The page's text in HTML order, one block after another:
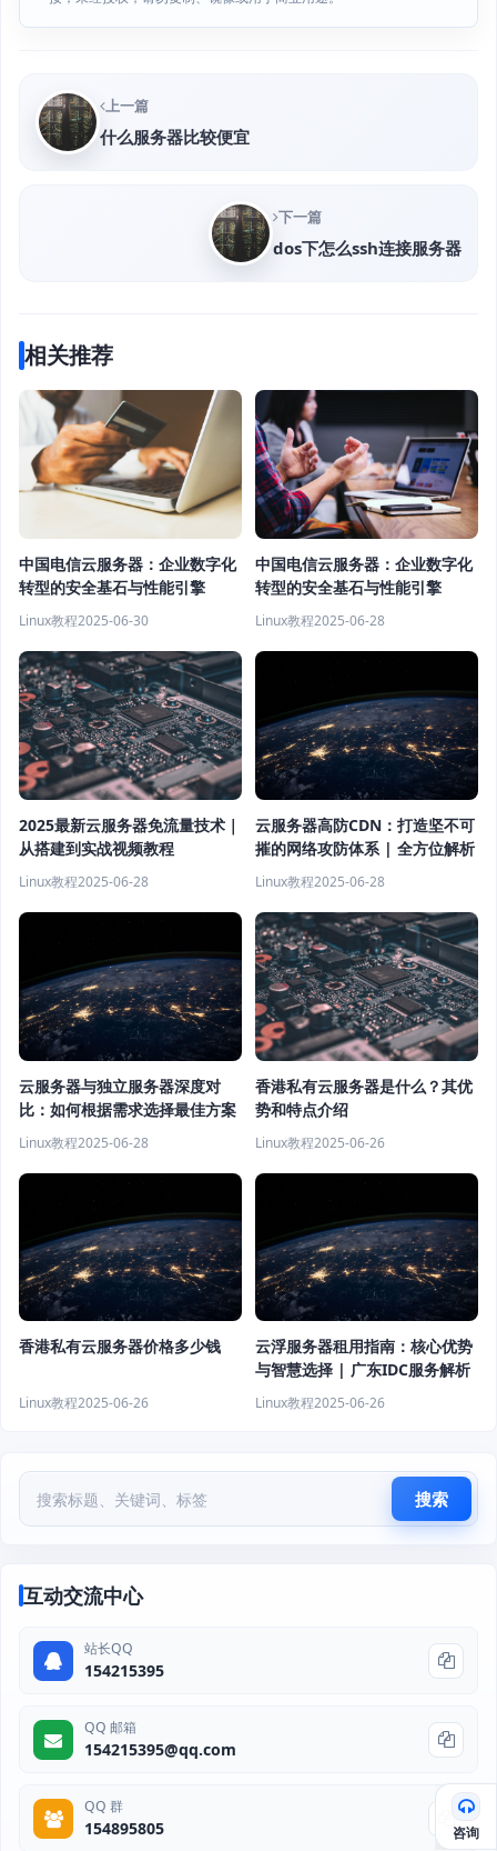
上一篇
什么服务器比较便宜
下一篇
dos下怎么ssh连接服务器
相关推荐
中国电信云服务器：企业数字化
转型的安全基石与性能引擎
Linux教程2025-06-30
中国电信云服务器：企业数字化
转型的安全基石与性能引擎
Linux教程2025-06-28
2025最新云服务器免流量技术｜
从搭建到实战视频教程
Linux教程2025-06-28
云服务器高防CDN：打造坚不可
摧的网络攻防体系 | 全方位解析
Linux教程2025-06-28
云服务器与独立服务器深度对
比：如何根据需求选择最佳方案
Linux教程2025-06-28
香港私有云服务器是什么？其优
势和特点介绍
Linux教程2025-06-26
香港私有云服务器价格多少钱
Linux教程2025-06-26
云浮服务器租用指南：核心优势
与智慧选择 | 广东IDC服务解析
Linux教程2025-06-26
搜索
互动交流中心
站长QQ
154215395
QQ 邮箱
154215395@qq.com
QQ 群
154895805 咨询